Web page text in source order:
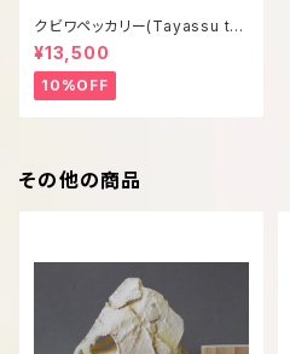
クビワペッカリー(Tayassu taj
acui) 等倍頭骨模型
¥13,500
10%OFF
その他の商品